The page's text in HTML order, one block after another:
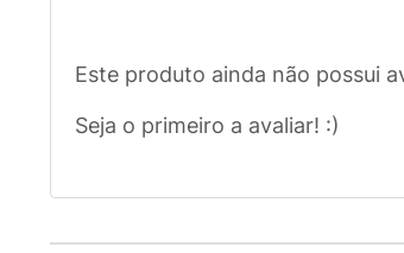
Este produto ainda não possui
Seja o primeiro a avaliar! :)